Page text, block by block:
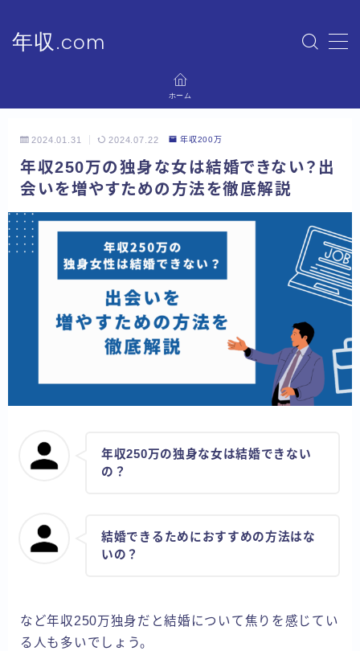
年収.com
MENU
ホーム
運営者情報
お問い合わせ
ホーム
2024.01.31 2024.07.22 年収200万
年収250万の独身な女は結婚できない？出
会いを増やすための方法を徹底解説
年収250万の独身な女は結婚できない
の？
結婚できるためにおすすめの方法はな
いの？
など年収250万独身だと結婚について焦りを感じてい
る人も多いでしょう。